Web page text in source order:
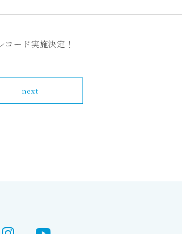
ード実施決定！
next